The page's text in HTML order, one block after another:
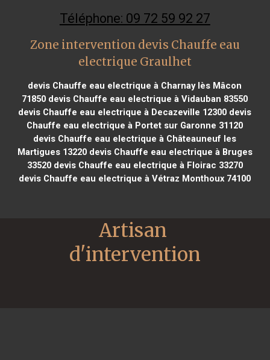
Téléphone: 09 72 59 92 27
Zone intervention devis Chauffe eau
electrique Graulhet
devis Chauffe eau electrique à Charnay lès Mâcon
71850 devis Chauffe eau electrique à Vidauban 83550
devis Chauffe eau electrique à Decazeville 12300 devis
Chauffe eau electrique à Portet sur Garonne 31120
devis Chauffe eau electrique à Châteauneuf les
Martigues 13220devis Chauffe eau electrique à Bruges
33520devis Chauffe eau electrique à Floirac 33270
devis Chauffe eau electrique à Vétraz Monthoux 74100
Artisan
d'intervention